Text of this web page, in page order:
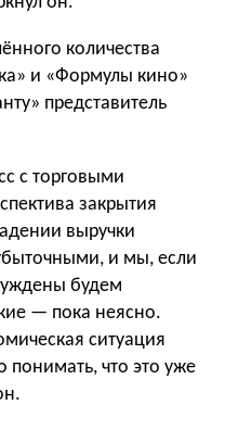
количества
и «Формулы кино»
представитель
с торговыми
закрытия
выручки
и мы, если
будем
— пока неясно.
ситуация
что это уже